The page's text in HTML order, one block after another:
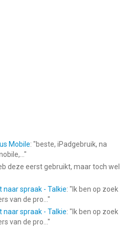
ongebruikt deel van de gratis
als u een abonnement aanschaft
proefperiode.
is uitgeschakeld wanneer
wordt u uitgeschreven
kan niet worden opgezegd. U
Mobile: "beste, iPadgebruik, na
"
deze eerst gebruikt, maar toch wel
naar spraak - Talkie: " Ik ben op zoek
van de pro... "
naar spraak - Talkie: " Ik ben op zoek
van de pro... "